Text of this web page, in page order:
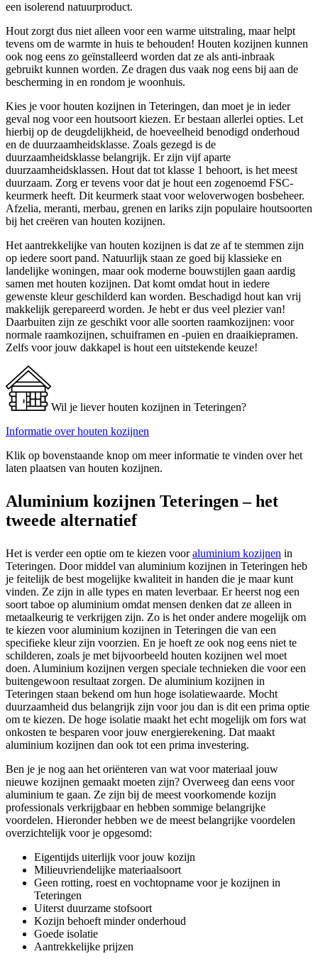
een isolerend natuurproduct.
Hout zorgt dus niet alleen voor een warme uitstraling, maar helpt
tevens om de warmte in huis te behouden! Houten kozijnen kunnen
ook nog eens zo geïnstalleerd worden dat ze als anti-inbraak
gebruikt kunnen worden. Ze dragen dus vaak nog eens bij aan de
bescherming in en rondom je woonhuis.
Kies je voor houten kozijnen in Teteringen, dan moet je in ieder
geval nog voor een houtsoort kiezen. Er bestaan allerlei opties. Let
hierbij op de deugdelijkheid, de hoeveelheid benodigd onderhoud
en de duurzaamheidsklasse. Zoals gezegd is de
duurzaamheidsklasse belangrijk. Er zijn vijf aparte
duurzaamheidsklassen. Hout dat tot klasse 1 behoort, is het meest
duurzaam. Zorg er tevens voor dat je hout een zogenoemd FSC-
keurmerk heeft. Dit keurmerk staat voor weloverwogen bosbeheer.
Afzelia, meranti, merbau, grenen en lariks zijn populaire houtsoorten
bij het creëren van houten kozijnen.
Het aantrekkelijke van houten kozijnen is dat ze af te stemmen zijn
op iedere soort pand. Natuurlijk staan ze goed bij klassieke en
landelijke woningen, maar ook moderne bouwstijlen gaan aardig
samen met houten kozijnen. Dat komt omdat hout in iedere
gewenste kleur geschilderd kan worden. Beschadigd hout kan vrij
makkelijk gerepareerd worden. Je hebt er dus veel plezier van!
Daarbuiten zijn ze geschikt voor alle soorten raamkozijnen: voor
normale raamkozijnen, schuiframen en -puien en draaikiepramen.
Zelfs voor jouw dakkapel is hout een uitstekende keuze!
Wil je liever houten kozijnen in Teteringen?
Informatie over houten kozijnen
Klik op bovenstaande knop om meer informatie te vinden over het
laten plaatsen van houten kozijnen.
Aluminium kozijnen Teteringen – het
tweede alternatief
Het is verder een optie om te kiezen vooraluminium kozijnen in
Teteringen. Door middel van aluminium kozijnen in Teteringen heb
je feitelijk de best mogelijke kwaliteit in handen die je maar kunt
vinden. Ze zijn in alle types en maten leverbaar. Er heerst nog een
soort taboe op aluminium omdat mensen denken dat ze alleen in
metaalkeurig te verkrijgen zijn. Zo is het onder andere mogelijk om
te kiezen voor aluminium kozijnen in Teteringen die van een
specifieke kleur zijn voorzien. En je hoeft ze ook nog eens niet te
schilderen, zoals je met bijvoorbeeld houten kozijnen wel moet
doen. Aluminium kozijnen vergen speciale technieken die voor een
buitengewoon resultaat zorgen. De aluminium kozijnen in
Teteringen staan bekend om hun hoge isolatiewaarde. Mocht
duurzaamheid dus belangrijk zijn voor jou dan is dit een prima optie
om te kiezen. De hoge isolatie maakt het echt mogelijk om fors wat
onkosten te besparen voor jouw energierekening. Dat maakt
aluminium kozijnen dan ook tot een prima investering.
Ben je je nog aan het oriënteren van wat voor materiaal jouw
nieuwe kozijnen gemaakt moeten zijn? Overweeg dan eens voor
aluminium te gaan. Ze zijn bij de meest voorkomende kozijn
professionals verkrijgbaar en hebben sommige belangrijke
voordelen. Hieronder hebben we de meest belangrijke voordelen
overzichtelijk voor je opgesomd:
Eigentijds uiterlijk voor jouw kozijn
Milieuvriendelijke materiaalsoort
Geen rotting, roest en vochtopname voor je kozijnen in
Teteringen
Uiterst duurzame stofsoort
Kozijn behoeft minder onderhoud
Goede isolatie
Aantrekkelijke prijzen